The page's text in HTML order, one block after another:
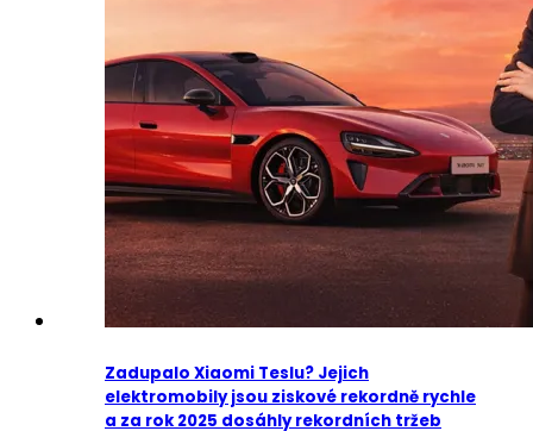
Zadupalo Xiaomi Teslu? Jejich
elektromobily jsou ziskové rekordně rychle
a za rok 2025 dosáhly rekordních tržeb